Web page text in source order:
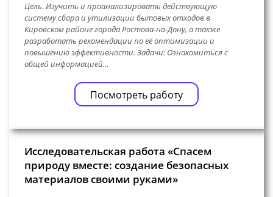
Цель. Изучить и проанализировать действующую
систему сбора и утилизации бытовых отходов в
Кировском районе города Ростова-на-Дону, а также
разработать рекомендации по её оптимизации и
повышению эффективности. Задачи: Ознакомиться с
общей информацией…
Посмотреть работу
Исследовательская работа «Спасем
природу вместе: создание безопасных
материалов своими руками»